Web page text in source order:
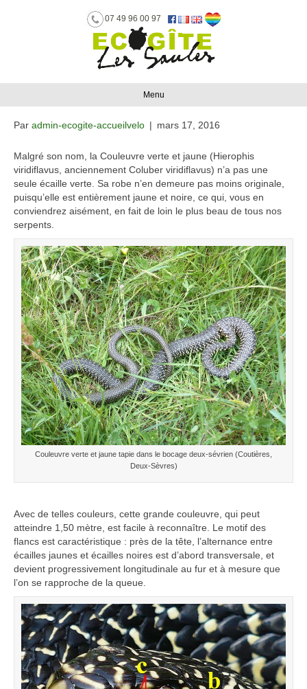
07 49 96 00 97
Menu
Couleuvre verte et
Par admin-ecogite-accueilvelo | mars 17, 2016
Malgré son nom, la Couleuvre verte et jaune (Hierophis
viridiflavus, anciennement Coluber viridiflavus) n’a pas une
seule écaille verte. Sa robe n’en demeure pas moins originale,
puisqu’elle est entièrement jaune et noire, ce qui, vous en
conviendrez aisément, en fait de loin le plus beau de tous nos
serpents.
Couleuvre verte et jaune tapie dans le bocage deux-sévrien (Coutières,
Deux-Sèvres)
Avec de telles couleurs, cette grande couleuvre, qui peut
atteindre 1,50 mètre, est facile à reconnaître. Le motif des
flancs est caractéristique : près de la tête, l’alternance entre
écailles jaunes et écailles noires est d’abord transversale, et
devient progressivement longitudinale au fur et à mesure que
l’on se rapproche de la queue.